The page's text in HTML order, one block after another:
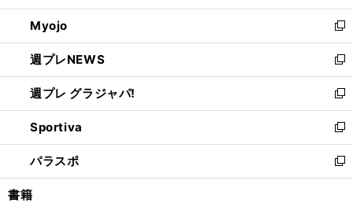
開
く
ウ
で
開
く
ン
ド
ウ
で
開
く
ウ
ィ
ン
ド
ウ
で
開
く
Myojo
新
し
い
ウ
ィ
ン
ド
ウ
で
開
週プレNEWS
新
し
い
ウ
ィ
ン
ド
ウ
週プレ グラジャパ!
新
し
い
ウ
ィ
ン
Sportiva
新
し
い
ウ
パラスポ
新
し
書籍